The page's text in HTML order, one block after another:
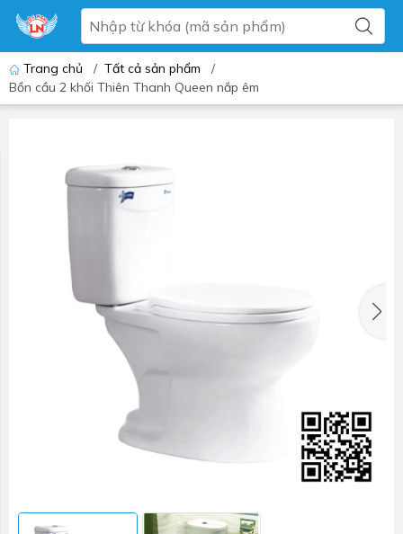
Trang chủ / Tất cả sản phẩm
/
Bồn cầu 2 khối Thiên Thanh Queen nắp êm